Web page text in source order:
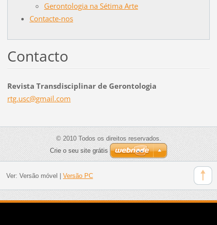
Gerontologia na Sétima Arte
Contacte-nos
Contacto
Revista Transdisciplinar de Gerontologia
rtg.usc@gmail.com
© 2010 Todos os direitos reservados.
Crie o seu site grátis
Ver: Versão móvel Versão PC